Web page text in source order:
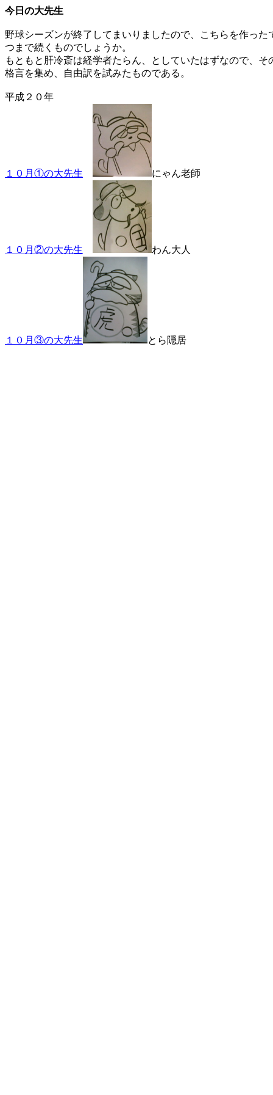
今日の大先生
野球シーズンが終了してまいりましたので、こちらを作っ
つまで続くものでしょうか。
もともと肝冷斎は経学者たらん、としていたはずなので、
格言を集め、自由訳を試みたものである。
平成２０年
１０月①の大先生 にゃん老師
１０月②の大先生 わん大人
１０ 月 ③の大先生 とら隠居